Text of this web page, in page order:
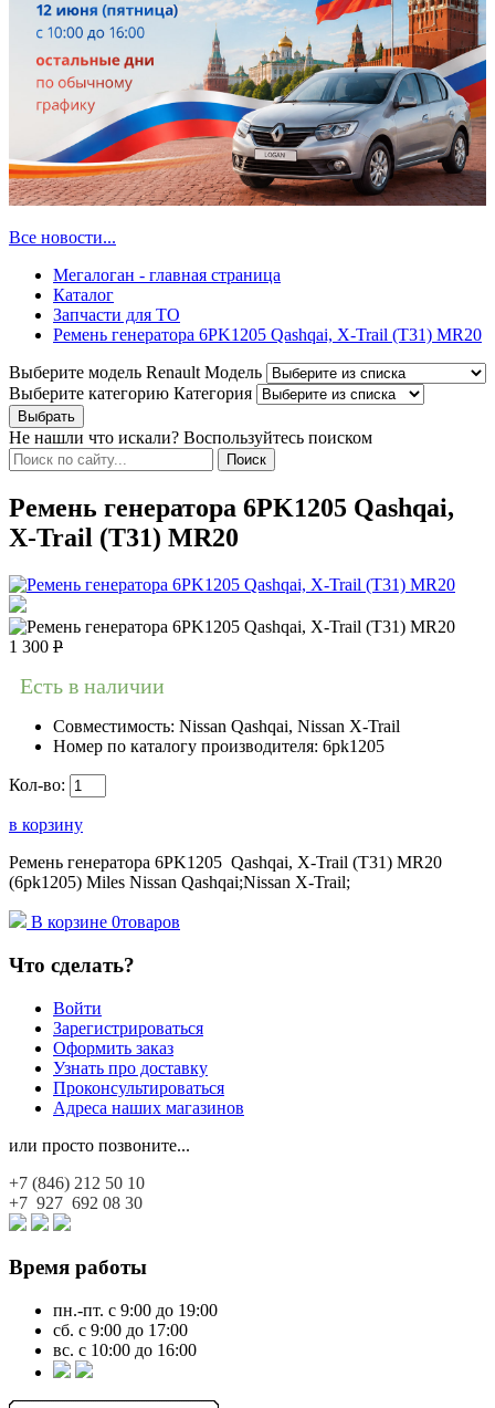
Все новости...
Мегалоган - главная страница
Каталог
Запчасти для ТО
Ремень генератора 6PK1205 Qashqai, X-Trail (T31) MR20
Выберите модель Renault Модель
Выберите категорию Категория
Не нашли что искали? Воспользуйтесь поиском
Ремень генератора 6PK1205 Qashqai,
X-Trail (T31) MR20
1 300 Р
Есть в наличии
Совместимость: Nissan Qashqai, Nissan X-Trail
Номер по каталогу производителя: 6pk1205
Кол-во:
в корзину
Ремень генератора 6PK1205 Qashqai, X-Trail (T31) MR20
(6pk1205) Miles Nissan Qashqai;Nissan X-Trail;
В корзине 0товаров
Что сделать?
Войти
Зарегистрироваться
Оформить заказ
Узнать про доставку
Проконсультироваться
Адреса наших магазинов
или просто позвоните...
+7 (846) 212 50 10
+7 927 692 08 30
Время работы
пн.-пт. с 9:00 до 19:00
сб. с 9:00 до 17:00
вс. с 10:00 до 16:00